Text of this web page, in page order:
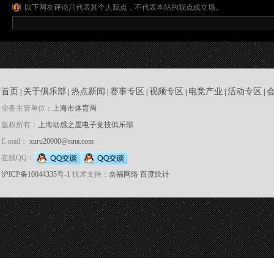
以下网友评论只代表其个人观点，不代表本站的观点或立场。
首页 关于俱乐部 热点新闻 赛事专区 视频专区 电竞产业 活动专区
业务主管单位： 上海市体育局
版权所有： 上海动感之屋电子竞技俱乐部
E-mail： xuru20000@sina.com
在线QQ：
沪ICP备10044335号-1 技术支持： 奈福网络 百度统计